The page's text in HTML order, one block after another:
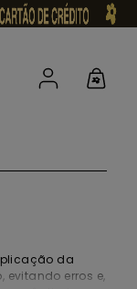
da
erros e,